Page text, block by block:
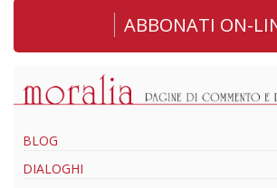
ABBONATI ON-
BLOG
DIALOGHI